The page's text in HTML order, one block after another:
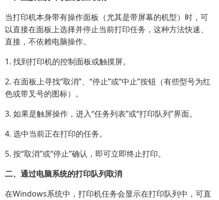
当打印机本身带有操作面板（尤其是带屏幕的机型）时，可
以直接在面板上选择并停止当前打印任务，这种方法快速、
直接，不依赖电脑操作。
1. 找到打印机的控制面板或触摸屏。
2. 在面板上寻找“取消”、“停止”或“中止”按钮（有些型号为红
色或带叉号的图标）。
3. 如果是触屏操作，进入“任务列表”或“打印队列”界面。
4. 选中当前正在打印的任务。
5. 按“取消”或“停止”确认，即可立即终止打印。
二、通过电脑系统的打印队列取消
在Windows系统中，打印机任务会显示在打印队列中，可直